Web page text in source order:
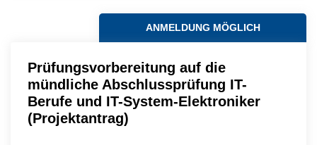
ANMELDUNG MÖGLICH
Prüfungsvorbereitung auf die
mündliche Abschlussprüfung IT-
Berufe und IT-System-Elektroniker
(Projektantrag)